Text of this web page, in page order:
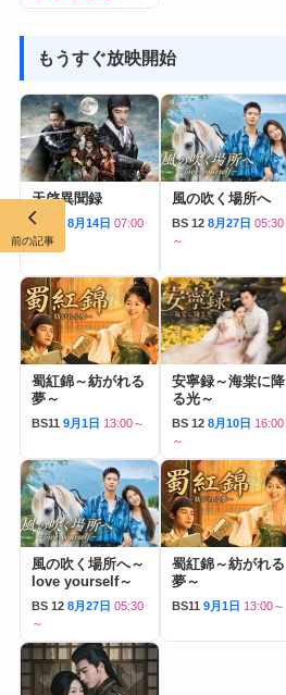
もうすぐ放映開始
天啓異聞録
BS 12 8月14日 07:00
～
風の吹く場所へ
BS 12 8月27日 05:30
～
蜀紅錦～紡がれる
夢～
BS11 9月1日 13:00～
安寧録～海棠に降
る光～
BS 12 8月10日 16:00
～
風の吹く場所へ～
love yourself～
BS 12 8月27日 05:30
～
蜀紅錦～紡がれる
夢～
BS11 9月1日 13:00～
前の記事